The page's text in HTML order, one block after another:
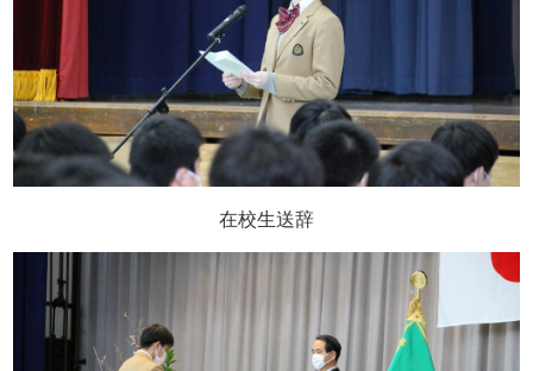
在校生送辞